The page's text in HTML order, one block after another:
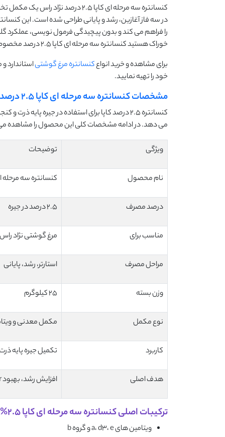
کنسانتره سه مرحله ای کاپا 2.5
را فراهم می کند و بدون پیچیدگی فرمول نویسی، عملکرد
خوراک هستید کنسانتره سه مرحله ای کاپا 2.5 درصد مخصوص نژاد راس می تواند انتخابی مطمئن باشد.
برای مشاهده و خرید انواعکنسانتره مرغ گوشتیاستاندارد
خود را تهیه نمایید.
مشخصات کنسانتره سه مرحله ای کاپا 2.5 درصد نژاد راس
کنسانتره 2.5 درصد کاپا برای استفاده در جیره
می دهد. در ادامه مشخصات کلی این محصول را مشاهده
ویژگی توضیحات
نام محصول کنسانتره سه مرحله ای کاپا 2.5
درصد مصرف 2.5 درصد در جیره
مناسب برای مرغ گوشتی نژاد راس
مراحل مصرف استارتر، رشد، پایانی
وزن بسته 25 کیلوگرم
نوع مکمل مکمل معدنی و
کاربرد تکمیل جیره پایه
هدف اصلی افزایش رشد، بهبود fcr، سلامت گله
ترکیبات اصلی کنسانتره سه مرحله ای کاپا 2.5% راس
ویتامین های a، d3، e و گروه b